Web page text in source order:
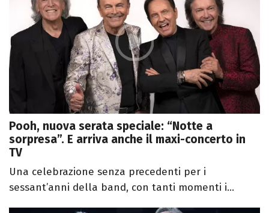
Pooh, nuova serata speciale: “Notte a
sorpresa”. E arriva anche il maxi-concerto in
TV
Una celebrazione senza precedenti per i
sessant’anni della band, con tanti momenti i...